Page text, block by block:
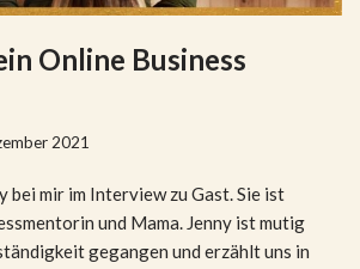
Online Business
2021
bei mir im Interview zu Gast. Sie ist
und Mama. Jenny ist mutig
gegangen und erzählt uns in